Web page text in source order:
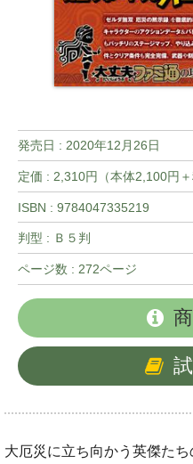
発売日 : 2020年12月26日
定価 : 2,310円（本体2,100円＋
ISBN : 9784047335219
判型 : Ｂ５判
ページ数 : 272ページ
大厄災に立ち向かう英傑た